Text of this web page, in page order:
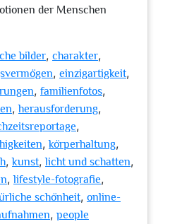
der Menschen
bilder, charakter,
, einzigartigkeit,
, familienfotos,
,herausforderung,
,
,körperhaltung,
,kunst,licht und schatten,
,lifestyle-fotografie,
schönheit, online-
, people